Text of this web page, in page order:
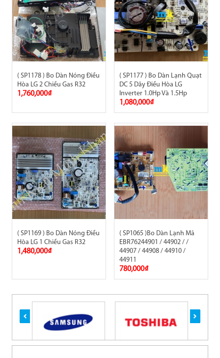
( SP1178 ) Bo Dàn Nóng Điều
Hòa LG 2 Chiều Gas R32
1,760,000₫
( SP1177 ) Bo Dàn Lạnh Quạt
DC 5 Dây Điều Hòa LG
Inverter 1.0Hp Và 1.5Hp
1,080,000₫
( SP1169 ) Bo Dàn Nóng Điều
Hòa LG 1 Chiều Gas R32
1,480,000₫
( SP1065 )Bo Dàn Lạnh Mã
EBR76244901 / 44902 / /
44907 / 44908 / 44910 /
44911
780,000₫